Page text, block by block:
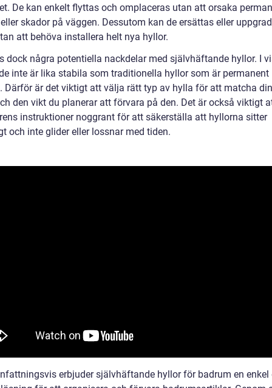
De kan enkelt flyttas och omplaceras utan att orsaka
skador på väggen. Dessutom kan de ersättas eller
att behöva installera helt nya hyllor.
dock några potentiella nackdelar med självhäftande hyllor. I
inte är lika stabila som traditionella hyllor som är permanent
Därför är det viktigt att välja rätt typ av hylla för att matcha
den vikt du planerar att förvara på den. Det är också viktigt
instruktioner noggrant för att säkerställa att hyllorna sitter
och inte glider eller lossnar med tiden.
erbjuder självhäftande hyllor för badrum en enkel